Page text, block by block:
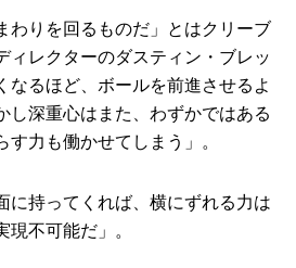
わりを回るものだ」とはクリーブ
ィレクターのダスティン・ブレッ
なるほど、ボールを前進させるよ
し深重心はまた、わずかではある
す力も働かせてしまう」。
に持ってくれば、横にずれる力は
現不可能だ」。